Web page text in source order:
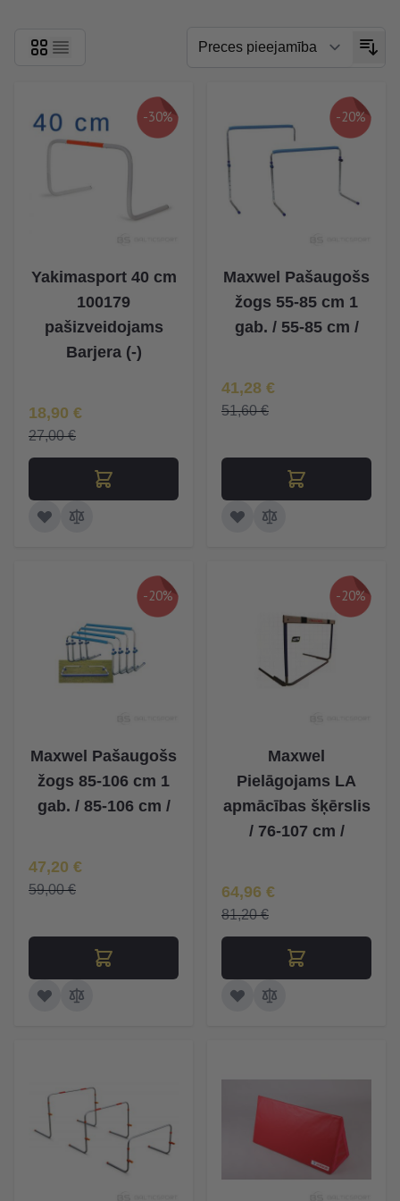
-30%
Yakimasport 40 cm
100179
pašizveidojams
Barjera (-)
Īpaša Cena
18,90 €
27,00 €
-20%
Maxwel Pašaugošs
žogs 55-85 cm 1
gab. / 55-85 cm /
Īpaša Cena
41,28 €
51,60 €
-20%
Maxwel Pašaugošs
žogs 85-106 cm 1
gab. / 85-106 cm /
Īpaša Cena
47,20 €
59,00 €
-20%
Maxwel
Pielāgojams LA
apmācības šķērslis
/ 76-107 cm /
Īpaša Cena
64,96 €
81,20 €